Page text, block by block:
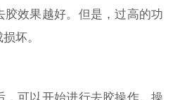
效果越好。但是，过高的功
坏。